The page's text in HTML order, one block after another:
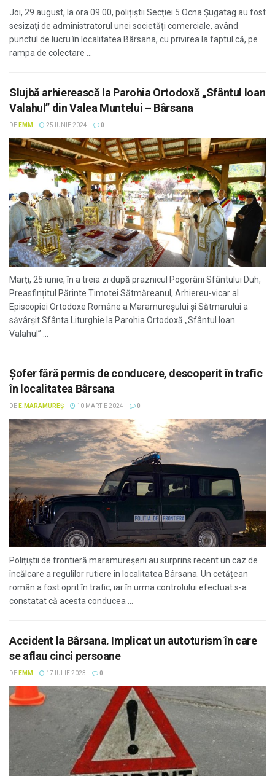
Joi, 29 august, la ora 09.00, polițiștii Secției 5 Ocna Șugatag au fost
sesizați de administratorul unei societăți comerciale, având
punctul de lucru în localitatea Bârsana, cu privirea la faptul că, pe
rampa de colectare ...
Slujbă arhierească la Parohia Ortodoxă „Sfântul Ioan
Valahul” din Valea Muntelui – Bârsana
DE EMM 25 IUNIE 2024 0
Marți, 25 iunie, în a treia zi după praznicul Pogorârii Sfântului Duh,
Preasfințitul Părinte Timotei Sătmăreanul, Arhiereu-vicar al
Episcopiei Ortodoxe Române a Maramureșului și Sătmarului a
săvârșit Sfânta Liturghie la Parohia Ortodoxă „Sfântul Ioan
Valahul” ...
Șofer fără permis de conducere, descoperit în trafic
în localitatea Bârsana
DE E.MARAMUREȘ 10 MARTIE 2024 0
Polițiștii de frontieră maramureșeni au surprins recent un caz de
încălcare a regulilor rutiere în localitatea Bârsana. Un cetățean
român a fost oprit în trafic, iar în urma controlului efectuat s-a
constatat că acesta conducea ...
Accident la Bârsana. Implicat un autoturism în care
se aflau cinci persoane
DE EMM 17 IULIE 2023 0